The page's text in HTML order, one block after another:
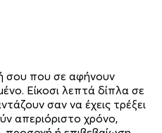
σου που σε αφήνουν
Είκοσι λεπτά δίπλα σε
σαν να έχεις τρέξει
απεριόριστο χρόνο,